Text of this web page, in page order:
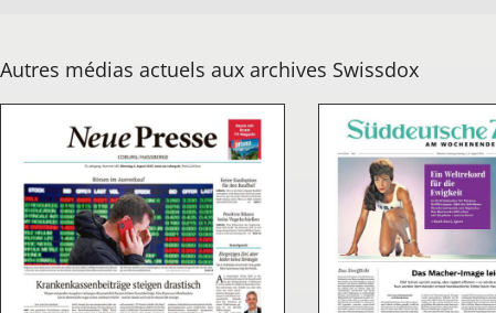
Autres médias actuels aux archives Swissdox